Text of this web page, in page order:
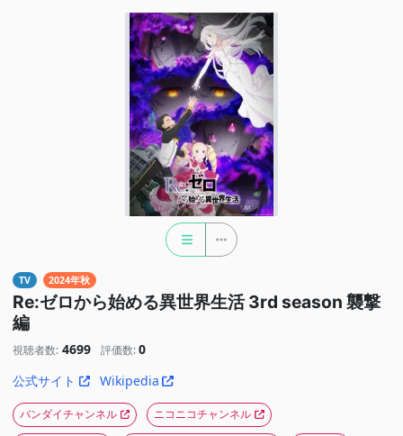
TV 2024年秋
Re:ゼロから始める異世界生活 3rd season 襲撃
編
視聴者数: 4699 評価数: 0
公式サイト
Wikipedia
バンダイチャンネル
ニコニコチャンネル